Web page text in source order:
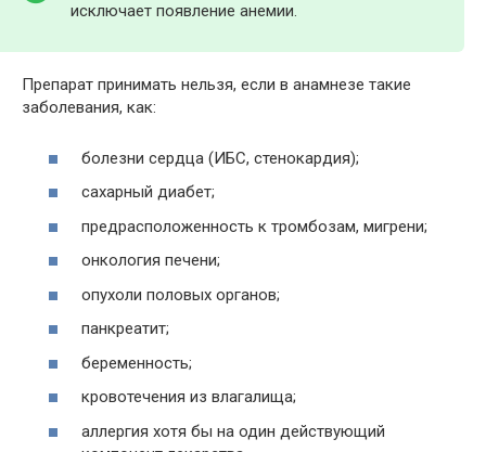
исключает появление анемии.
Препарат принимать нельзя, если в анамнезе такие
заболевания, как:
болезни сердца (ИБС, стенокардия);
сахарный диабет;
предрасположенность к тромбозам, мигрени;
онкология печени;
опухоли половых органов;
панкреатит;
беременность;
кровотечения из влагалища;
аллергия хотя бы на один действующий